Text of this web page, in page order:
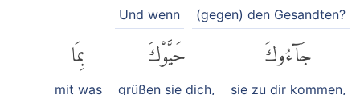
(gegen) den Gesandten?
Und wenn
جَآءُوكَ
sie zu dir kommen,
حَيَّوْكَ
grüßen sie dich,
بِمَا
mit was